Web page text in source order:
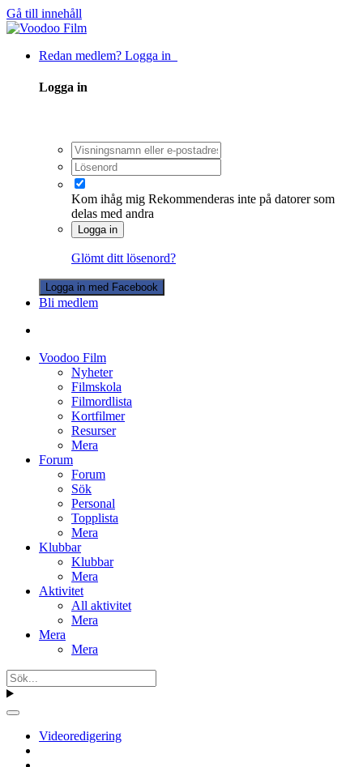
Gå till innehåll
Redan medlem? Logga in
Logga in
Kom ihåg mig Rekommenderas inte på datorer som
delas med andra
Logga in
Glömt ditt lösenord?
Logga in med Facebook
Bli medlem
Voodoo Film
Nyheter
Filmskola
Filmordlista
Kortfilmer
Resurser
Mera
Forum
Forum
Sök
Personal
Topplista
Mera
Klubbar
Klubbar
Mera
Aktivitet
All aktivitet
Mera
Mera
Mera
Videoredigering